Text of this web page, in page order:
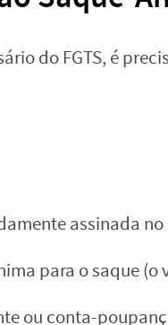
do FGTS, é
assinada
para o saque
ou conta-